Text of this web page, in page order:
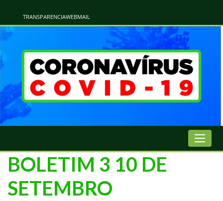
TRANSPARENCIAWEBMAIL
BOLETIM 3 10 DE
SETEMBRO